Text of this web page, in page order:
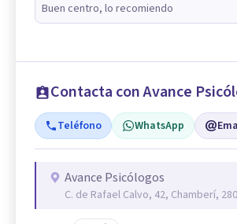
Buen centro, lo recomiendo
Contacta con Avance
Teléfono WhatsApp
Avance Psicólogos
C. de Rafael Calvo, 42, Chamberí,